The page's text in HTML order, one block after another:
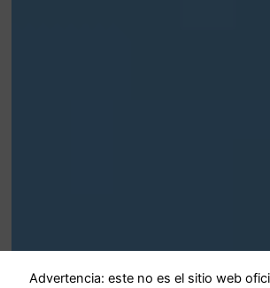
Advertencia: este no es el sitio web